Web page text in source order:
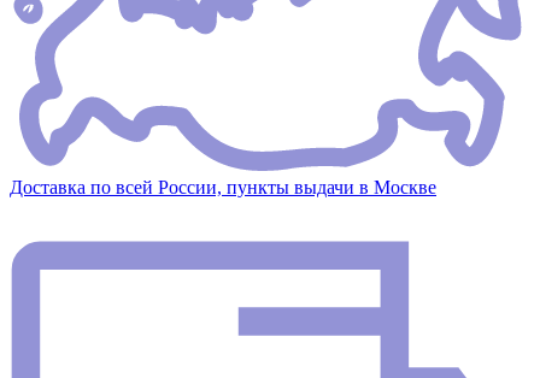
Доставка по всей России, пункты выдачи в Москве